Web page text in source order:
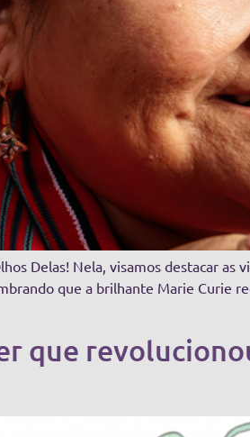
Delas! Nela, visamos destacar as
que a brilhante Marie Curie
que